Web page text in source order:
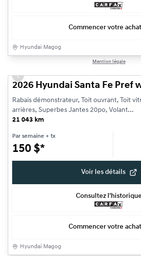
Commencer votre achat
Hyundai Magog
Mention légale
Previous slide
2026 Hyundai Santa Fe Pref
Rabais démonstrateur, Toit ouvrant, Toit
arrières, Superbes Jantes 20po, Volant...
21 043 km
Par semaine + tx
150 $*
Voir les détails
Consultez l'historique
Commencer votre achat
Hyundai Magog